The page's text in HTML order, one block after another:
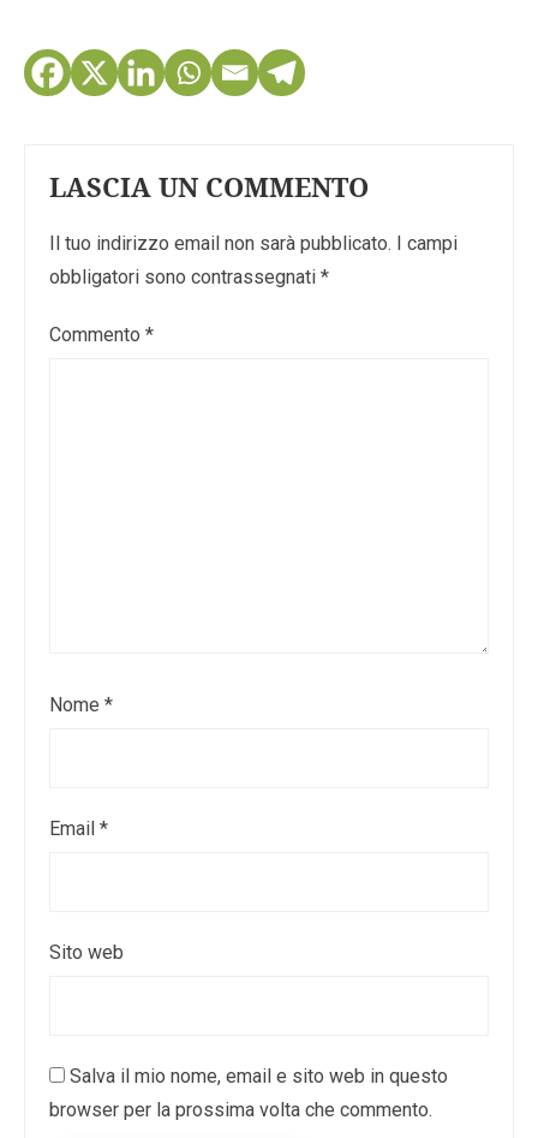
LASCIA UN COMMENTO
Il tuo indirizzo email non sarà pubblicato. I campi
obbligatori sono contrassegnati *
Commento *
Nome *
Email *
Sito web
Salva il mio nome, email e sito web in questo
browser per la prossima volta che commento.